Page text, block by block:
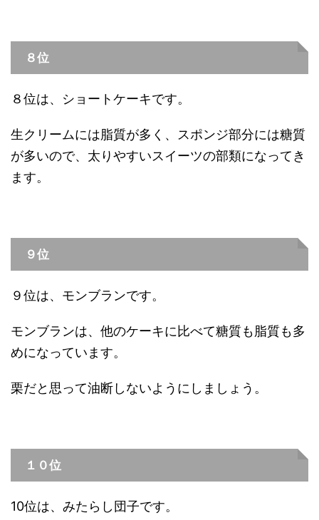
８位
８位は、ショートケーキです。
生クリームには脂質が多く、スポンジ部分には糖質
が多いので、太りやすいスイーツの部類になってき
ます。
９位
９位は、モンブランです。
モンブランは、他のケーキに比べて糖質も脂質も多
めになっています。
栗だと思って油断しないようにしましょう。
１０位
10位は、みたらし団子です。